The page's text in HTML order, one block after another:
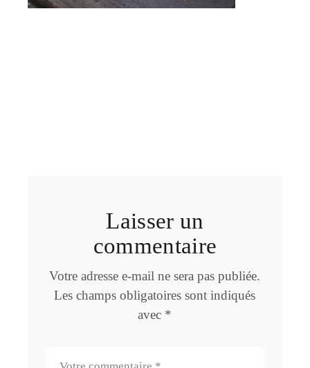
Laisser un
commentaire
Votre adresse e-mail ne sera pas publiée.
Les champs obligatoires sont indiqués
avec *